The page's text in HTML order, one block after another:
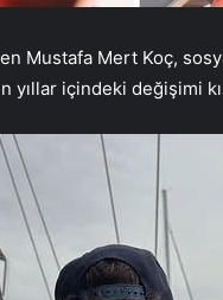
Mustafa Mert Koç,
yıllar içindeki değişimi